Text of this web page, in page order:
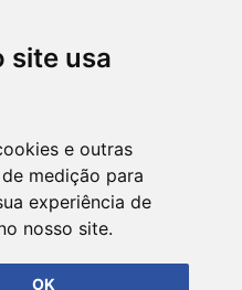
site usa
e outras
medição para
experiência de
nosso site.
OK